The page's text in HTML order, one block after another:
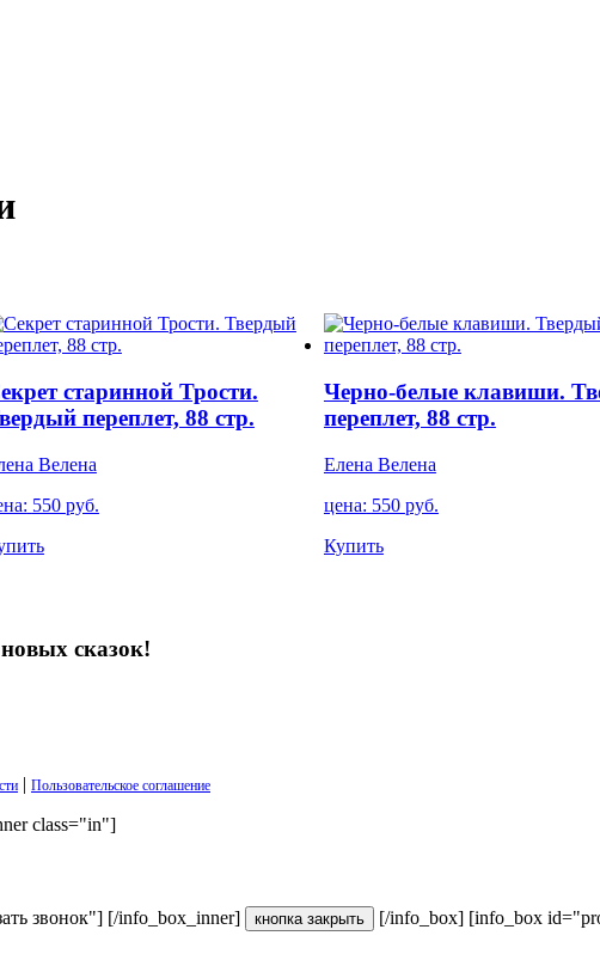
старинной Трости.
переплет, 88 стр.
Велена
550 руб.
Черно-белые клавиши.
переплет, 88 стр.
Елена Велена
цена: 550 руб.
Купить
сказок!
| Пользовательское соглашение
class="in"]
звонок"] [/info_box_inner] кнопка закрыть
[/info_box] [info_box